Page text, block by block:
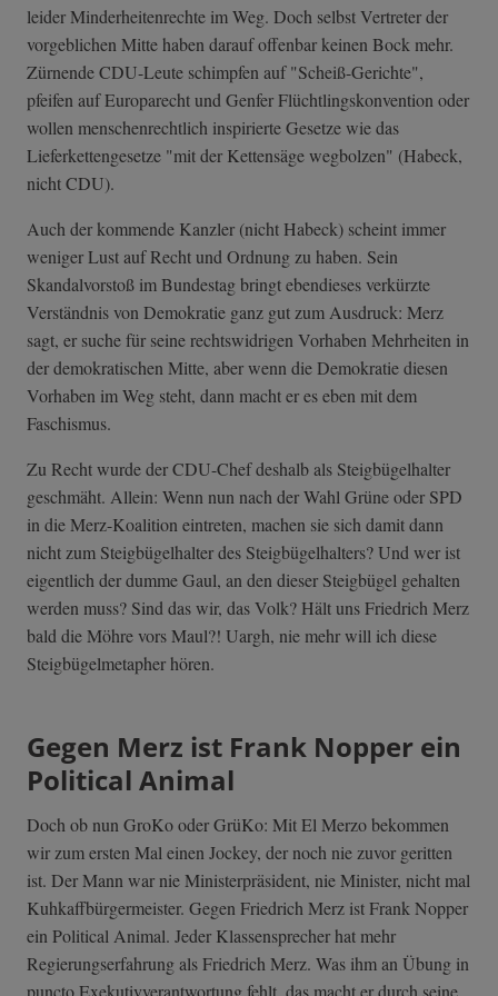
leider Minderheitenrechte im Weg. Doch selbst Vertreter der
vorgeblichen Mitte haben darauf offenbar keinen Bock mehr.
Zürnende CDU-Leute schimpfen auf "Scheiß-Gerichte",
pfeifen auf Europarecht und Genfer Flüchtlingskonvention oder
wollen menschenrechtlich inspirierte Gesetze wie das
Lieferkettengesetze "mit der Kettensäge wegbolzen" (Habeck,
nicht CDU).
Auch der kommende Kanzler (nicht Habeck) scheint immer
weniger Lust auf Recht und Ordnung zu haben. Sein
Skandalvorstoß im Bundestag bringt ebendieses verkürzte
Verständnis von Demokratie ganz gut zum Ausdruck: Merz
sagt, er suche für seine rechtswidrigen Vorhaben Mehrheiten in
der demokratischen Mitte, aber wenn die Demokratie diesen
Vorhaben im Weg steht, dann macht er es eben mit dem
Faschismus.
Zu Recht wurde der CDU-Chef deshalb als Steigbügelhalter
geschmäht. Allein: Wenn nun nach der Wahl Grüne oder SPD
in die Merz-Koalition eintreten, machen sie sich damit dann
nicht zum Steigbügelhalter des Steigbügelhalters? Und wer ist
eigentlich der dumme Gaul, an den dieser Steigbügel gehalten
werden muss? Sind das wir, das Volk? Hält uns Friedrich Merz
bald die Möhre vors Maul?! Uargh, nie mehr will ich diese
Steigbügelmetapher hören.
Gegen Merz ist Frank Nopper ein
Political Animal
Doch ob nun GroKo oder GrüKo: Mit El Merzo bekommen
wir zum ersten Mal einen Jockey, der noch nie zuvor geritten
ist. Der Mann war nie Ministerpräsident, nie Minister, nicht mal
Kuhkaffbürgermeister. Gegen Friedrich Merz ist Frank Nopper
ein Political Animal. Jeder Klassensprecher hat mehr
Regierungserfahrung als Friedrich Merz. Was ihm an Übung in